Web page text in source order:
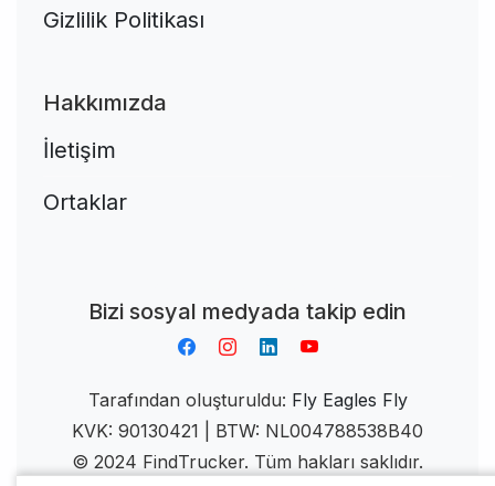
Gizlilik Politikası
Hakkımızda
İletişim
Ortaklar
Bizi sosyal medyada takip edin
Tarafından oluşturuldu: Fly Eagles Fly
KVK: 90130421 | BTW: NL004788538B40
© 2024 FindTrucker. Tüm hakları saklıdır.